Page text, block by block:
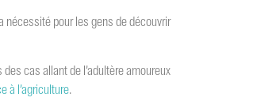
nécessité pour les gens de découvrir
cas allant de l’adultère amoureux
à l’agriculture.